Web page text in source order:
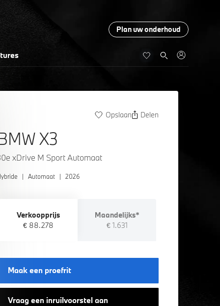
Plan uw onderhoud
Opslaan Delen
X3
xDrive M Sport Automaat
| Automaat | 2026
Verkoopprijs
€ 88.278
Maandelijks*
€ 1.631
Maak een proefrit
Vraag een inruilvoorstel aan